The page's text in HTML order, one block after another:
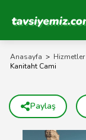
Tavsiyemiz
Anasayfa > Hizmetler
Kanitaht Cami
Paylaş